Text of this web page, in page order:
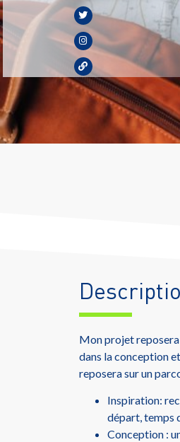
Mon projet
dans la conception
reposera sur un
Inspiration:
départ, temps
Conception :